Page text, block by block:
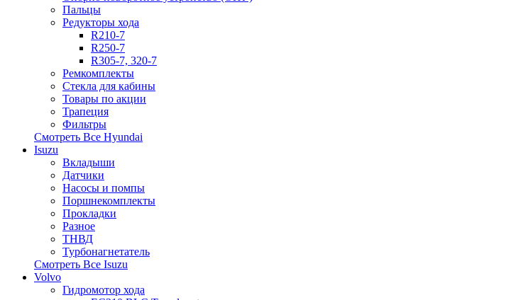
Пальцы
Редукторы хода
R210-7
R250-7
R305-7, 320-7
Ремкомплекты
Стекла для кабины
Товары по акции
Трапеция
Фильтры
Смотреть Все Hyundai
Isuzu
Вкладыши
Датчики
Насосы и помпы
Поршнекомплекты
Прокладки
Разное
ТНВД
Турбонагнетатель
Смотреть Все Isuzu
Volvo
Гидромотор хода